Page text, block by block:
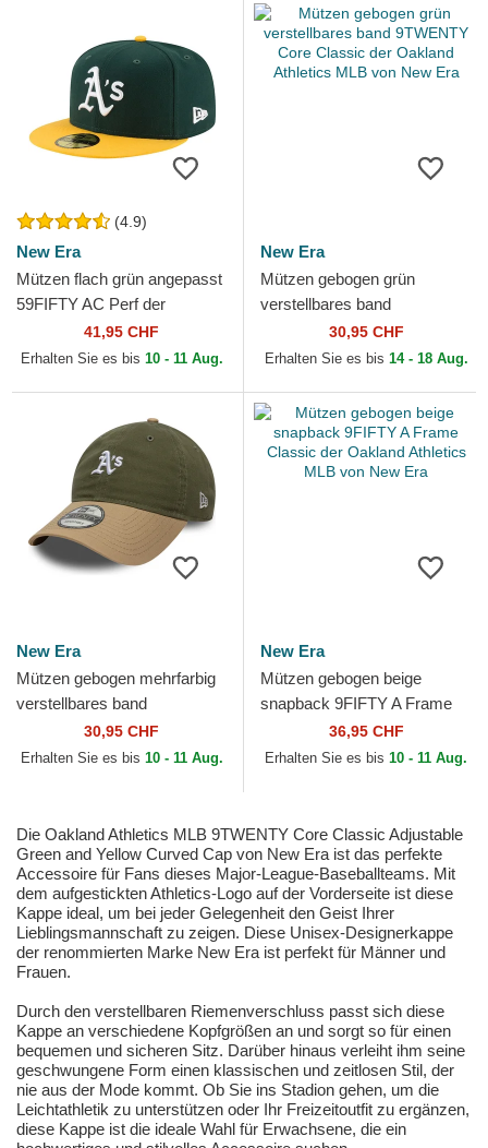
(4.9)
New Era
Mützen flach grün angepasst
59FIFTY AC Perf der
Oakland Athletics MLB von
New Era
41,95 CHF
Erhalten Sie es bis 10 - 11 Aug.
New Era
Mützen gebogen grün
verstellbares band
9TWENTY Core Classic der
Oakland Athletics MLB von
30,95 CHF
Erhalten Sie es bis 14 - 18 Aug.
New Era
Mützen gebogen mehrfarbig
verstellbares band
9TWENTY Mini Washed
Contrast der Oakland
30,95 CHF
Erhalten Sie es bis 10 - 11 Aug.
New Era
Mützen gebogen beige
snapback 9FIFTY A Frame
Classic der Oakland Athletics
MLB von New Era
36,95 CHF
Erhalten Sie es bis 10 - 11 Aug.
Die Oakland Athletics MLB 9TWENTY Core Classic Adjustable
Green and Yellow Curved Cap von New Era ist das perfekte
Accessoire für Fans dieses Major-League-Baseballteams. Mit
dem aufgestickten Athletics-Logo auf der Vorderseite ist diese
Kappe ideal, um bei jeder Gelegenheit den Geist Ihrer
Lieblingsmannschaft zu zeigen. Diese Unisex-Designerkappe
der renommierten Marke New Era ist perfekt für Männer und
Frauen.
Durch den verstellbaren Riemenverschluss passt sich diese
Kappe an verschiedene Kopfgrößen an und sorgt so für einen
bequemen und sicheren Sitz. Darüber hinaus verleiht ihm seine
geschwungene Form einen klassischen und zeitlosen Stil, der
nie aus der Mode kommt. Ob Sie ins Stadion gehen, um die
Leichtathletik zu unterstützen oder Ihr Freizeitoutfit zu ergänzen,
diese Kappe ist die ideale Wahl für Erwachsene, die ein